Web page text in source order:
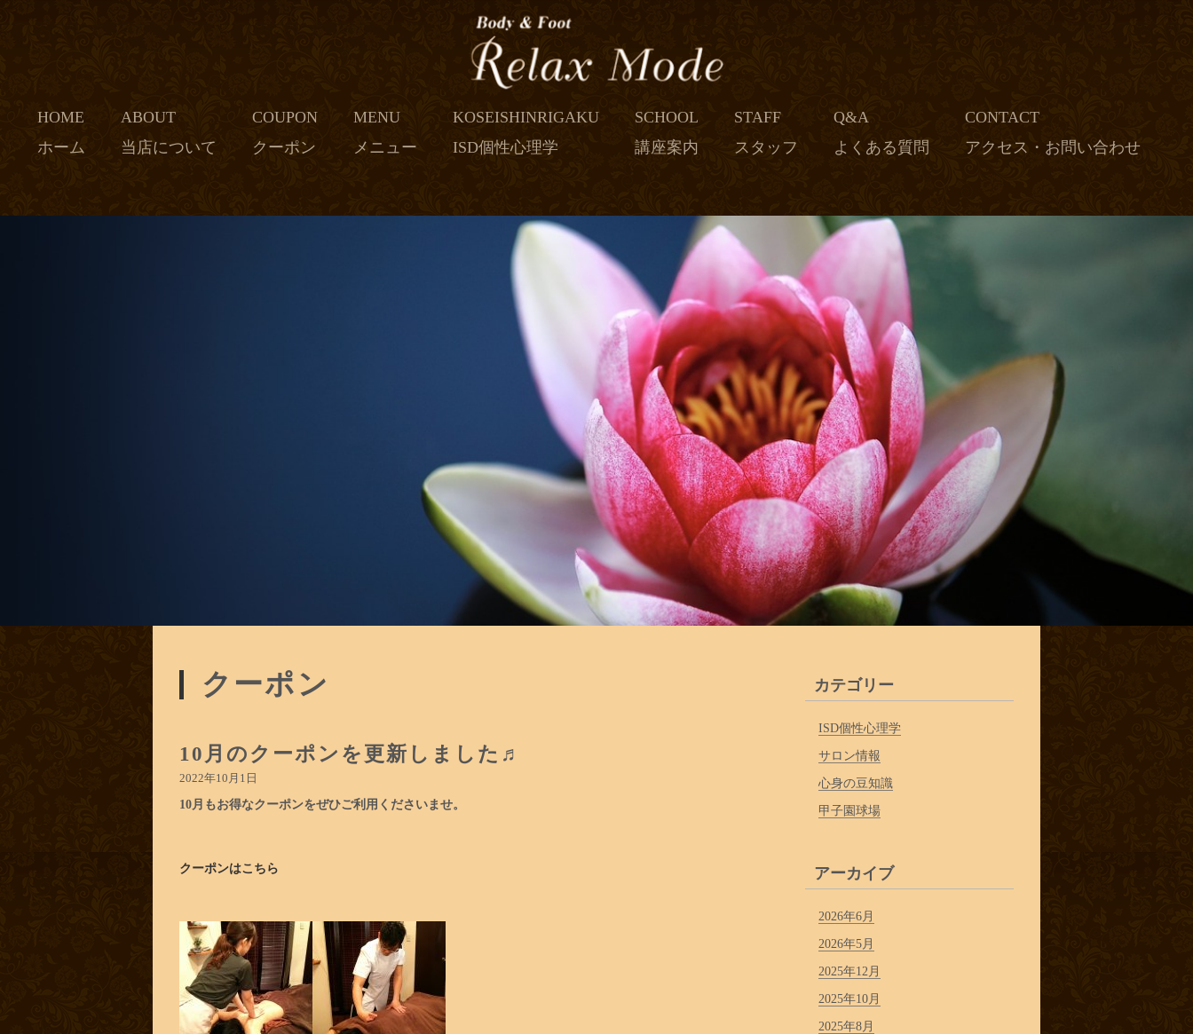
HOME
ホーム
ABOUT
当店について
COUPON
クーポン
MENU
メニュー
KOSEISHINRIGAKU
ISD個性心理学
SCHOOL
講座案内
STAFF
スタッフ
Q&A
よくある質問
CONTACT
アクセス・お問い合わせ
クーポン
10月のクーポンを更新しました♬
2022年10月1日
10月もお得なクーポンをぜひご利用くださいませ。
クーポンはこちら
カテゴリー
ISD個性心理学
サロン情報
心身の豆知識
甲子園球場
アーカイブ
2026年6月
2026年5月
2025年12月
2025年10月
2025年8月